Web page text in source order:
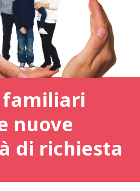
familiari
nuove
di richiesta